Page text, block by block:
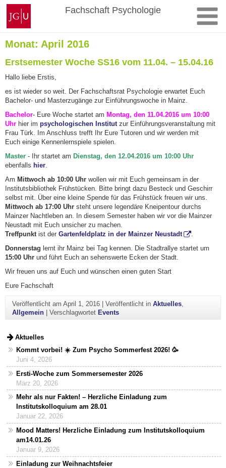
Zum
Inhalt
springen
Johannes
Gutenberg-
Universität
Mainz
Fachschaft Psychologie
Monat: April 2016
Erstsemester Woche SS16 vom 11.04. – 15.04.16
Hallo liebe Erstis,
es ist wieder so weit. Der Fachschaftsrat Psychologie erwartet Euch
Bachelor- und Masterzugänge zur Einführungswoche in Mainz.
Bachelor- Eure Woche startet am Montag, den 11.04.2016 um 10:00
Uhr hier im psychologischen Institut zur Einführungsveranstaltung mit
Frau Türk. Im Anschluss trefft Ihr Eure Tutoren und wir werden mit
Euch einige Kennenlernspiele spielen.
Master - Ihr startet am Dienstag, den 12.04.2016 um 10:00 Uhr
ebenfalls hier.
Am Mittwoch ab 10:00 Uhr wollen wir mit Euch gemeinsam in der
Institutsbibliothek Frühstücken. Bitte bringt dazu Besteck und Geschirr
selbst mit. Über eine kleine Spende für das Frühstück freuen wir uns.
Mittwoch ab 17:00 Uhr steht unsere legendäre Kneipentour durchs
Mainzer Nachtleben an. In diesem Semester haben wir vor die Mainzer
Neustadt mit Euch unsicher zu machen.
Treffpunktist der Gartenfeldplatz in der Mainzer Neustadt
.
Donnerstag lernt ihr Mainz bei Tag kennen. Die Stadtrallye startet um
15:00 Uhr und führt Euch an sehenswerte Ecken der Stadt.
Wir freuen uns auf Euch und wünschen einen guten Start
Eure Fachschaft
Veröffentlicht am April 1, 2016| Veröffentlicht in Aktuelles,
Allgemein| Verschlagwortet Events
Aktuelles
Kommt vorbei! ☀️ Zum Psycho Sommerfest 2026! 🥳
Juni 4, 2026
Ersti-Woche zum Sommersemester 2026
März 20, 2026
Mehr als nur Fakten! – Herzliche Einladung zum
Institutskolloquium am 28.01
Januar 22, 2026
Mood Matters! Herzliche Einladung zum Institutskolloquium
am14.01.26
Januar 9, 2026
Einladung zur Weihnachtsfeier